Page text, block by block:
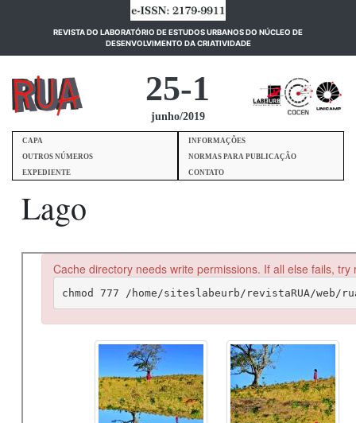
REVISTA DO LABORATÓRIO DE ESTUDOS URBANOS DO NÚCLEO DE
DESENVOLVIMENTO DA CRIATIVIDADE(current)
25-1
junho/2019
CAPA
INFORMAÇÕES
OUTROS NÚMEROS
NORMAS PARA PUBLICAÇÃO
EXPEDIENTE
CONTATO
Lago